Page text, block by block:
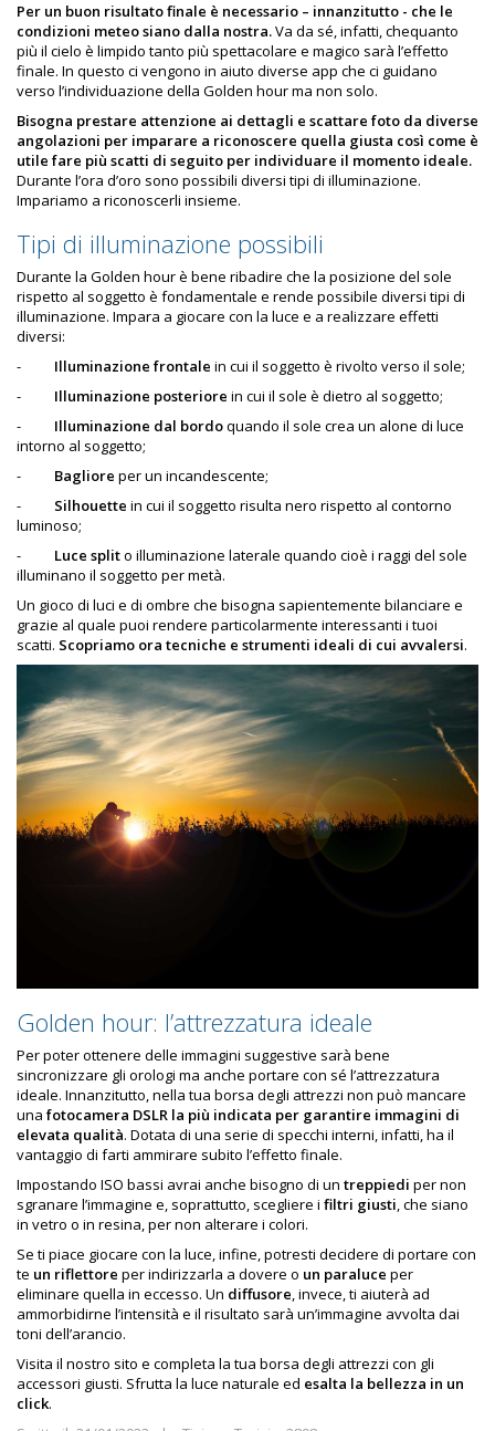
Per un buon risultato finale è necessario – innanzitutto - che le
condizioni meteo siano dalla nostra.Va da sé, infatti, chequanto
più il cielo è limpido tanto più spettacolare e magico sarà l’effetto
finale. In questo ci vengono in aiuto diverse app che ci guidano
verso l’individuazione della Golden hour ma non solo.
Bisogna prestare attenzione ai dettagli e scattare foto da diverse
angolazioni per imparare a riconoscere quella giusta così come è
utile fare più scatti di seguito per individuare il momento ideale.
Durante l’ora d’oro sono possibili diversi tipi di illuminazione.
Impariamo a riconoscerli insieme.
Tipi di illuminazione possibili
Durante la Golden hour è bene ribadire che la posizione del sole
rispetto al soggetto è fondamentale e rende possibile diversi tipi di
illuminazione. Impara a giocare con la luce e a realizzare effetti
diversi:
-
Illuminazione frontale in cui il soggetto è rivolto verso il sole;
-
Illuminazione posteriore in cui il sole è dietro al soggetto;
-
Illuminazione dal bordoquando il sole crea un alone di luce
intorno al soggetto;
-
Bagliore per un incandescente;
-
Silhouette in cui il soggetto risulta nero rispetto al contorno
luminoso;
-
Luce splito illuminazione laterale quando cioè i raggi del sole
illuminano il soggetto per metà.
Un gioco di luci e di ombre che bisogna sapientemente bilanciare e
grazie al quale puoi rendere particolarmente interessanti i tuoi
scatti. Scopriamo ora tecniche e strumenti ideali di cui avvalersi.
Golden hour: l’attrezzatura ideale
Per poter ottenere delle immagini suggestive sarà bene
sincronizzare gli orologi ma anche portare con sé l’attrezzatura
ideale. Innanzitutto, nella tua borsa degli attrezzi non può mancare
una fotocamera DSLR la più indicata per garantire immagini di
elevata qualità. Dotata di una serie di specchi interni, infatti, ha il
vantaggio di farti ammirare subito l’effetto finale.
Impostando ISO bassi avrai anche bisogno di un treppiedi per non
sgranare l’immagine e, soprattutto, scegliere i filtri giusti, che siano
in vetro o in resina, per non alterare i colori.
Se ti piace giocare con la luce, infine, potresti decidere di portare con
te un riflettore per indirizzarla a dovere o un paraluce per
eliminare quella in eccesso. Un diffusore, invece, ti aiuterà ad
ammorbidirne l’intensità e il risultato sarà un’immagine avvolta dai
toni dell’arancio.
Visita il nostro sito e completa la tua borsa degli attrezzi con gli
accessori giusti. Sfrutta la luce naturale ed esalta la bellezza in un
click.